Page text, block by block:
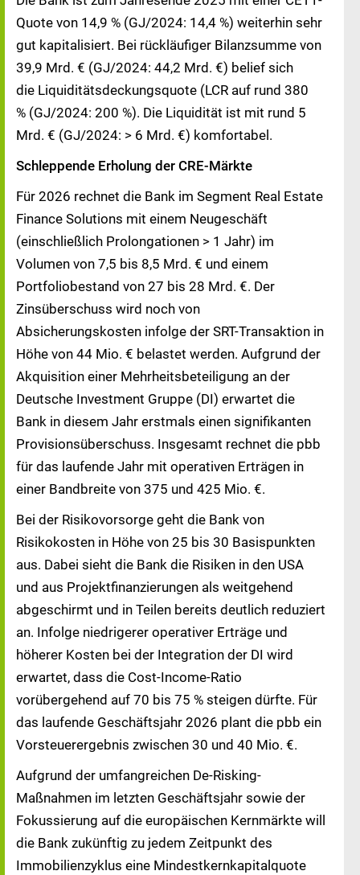
Quote von 14,9 % (GJ/2024: 14,4 %) weiterhin sehr
gut kapitalisiert. Bei rückläufiger Bilanzsumme von
39,9 Mrd. € (GJ/2024: 44,2 Mrd. €) belief sich
die Liquiditätsdeckungsquote (LCR auf rund 380
% (GJ/2024: 200 %). Die Liquidität ist mit rund 5
Mrd. € (GJ/2024: > 6 Mrd. €) komfortabel.
Schleppende Erholung der CRE-Märkte
Für 2026 rechnet die Bank im Segment Real Estate
Finance Solutions mit einem Neugeschäft
(einschließlich Prolongationen > 1 Jahr) im
Volumen von 7,5 bis 8,5 Mrd. € und einem
Portfoliobestand von 27 bis 28 Mrd. €. Der
Zinsüberschuss wird noch von
Absicherungskosten infolge der SRT-Transaktion in
Höhe von 44 Mio. € belastet werden. Aufgrund der
Akquisition einer Mehrheitsbeteiligung an der
Deutsche Investment Gruppe (DI) erwartet die
Bank in diesem Jahr erstmals einen signifikanten
Provisionsüberschuss. Insgesamt rechnet die pbb
für das laufende Jahr mit operativen Erträgen in
einer Bandbreite von 375 und 425 Mio. €.
Bei der Risikovorsorge geht die Bank von
Risikokosten in Höhe von 25 bis 30 Basispunkten
aus. Dabei sieht die Bank die Risiken in den USA
und aus Projektfinanzierungen als weitgehend
abgeschirmt und in Teilen bereits deutlich reduziert
an. Infolge niedrigerer operativer Erträge und
höherer Kosten bei der Integration der DI wird
erwartet, dass die Cost-Income-Ratio
vorübergehend auf 70 bis 75 % steigen dürfte. Für
das laufende Geschäftsjahr 2026 plant die pbb ein
Vorsteuerergebnis zwischen 30 und 40 Mio. €.
Aufgrund der umfangreichen De-Risking-
Maßnahmen im letzten Geschäftsjahr sowie der
Fokussierung auf die europäischen Kernmärkte will
die Bank zukünftig zu jedem Zeitpunkt des
Immobilienzyklus eine Mindestkernkapitalquote